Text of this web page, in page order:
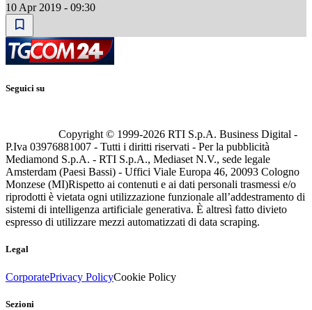
10 Apr 2019 - 09:30
Seguici su
Copyright © 1999-2026 RTI S.p.A. Business Digital -
P.Iva 03976881007 - Tutti i diritti riservati - Per la pubblicità
Mediamond S.p.A. - RTI S.p.A., Mediaset N.V., sede legale
Amsterdam (Paesi Bassi) - Uffici Viale Europa 46, 20093 Cologno
Monzese (MI)Rispetto ai contenuti e ai dati personali trasmessi e/o
riprodotti è vietata ogni utilizzazione funzionale all’addestramento di
sistemi di intelligenza artificiale generativa. È altresì fatto divieto
espresso di utilizzare mezzi automatizzati di data scraping.
Legal
CorporatePrivacy PolicyCookie Policy
Sezioni